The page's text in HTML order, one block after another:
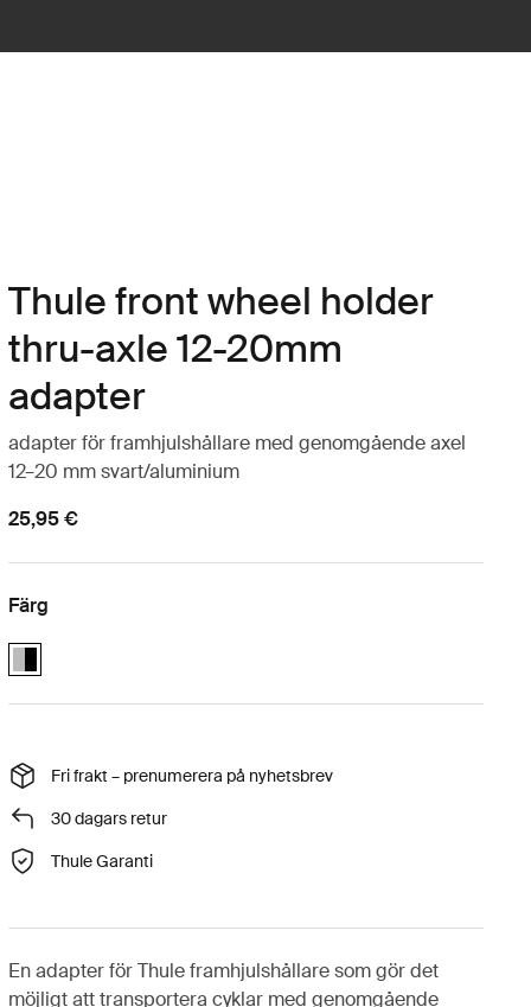
Thule front wheel holder
thru-axle 12-20mm
adapter
adapter för framhjulshållare med genomgående axel
12–20 mm svart/aluminium
25,95 €
Färg
Thule front wheel holder thru-axle 12-20mm adapter Aluminum/
Fri frakt – prenumerera på nyhetsbrev
30 dagars retur
Thule Garanti
En adapter för Thule framhjulshållare som gör det
möjligt att transportera cyklar med genomgående